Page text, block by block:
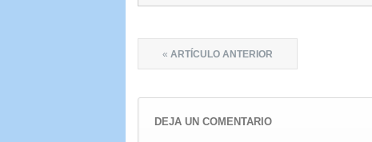
« ARTÍCULO ANTERIOR
DEJA UN COMENTARIO